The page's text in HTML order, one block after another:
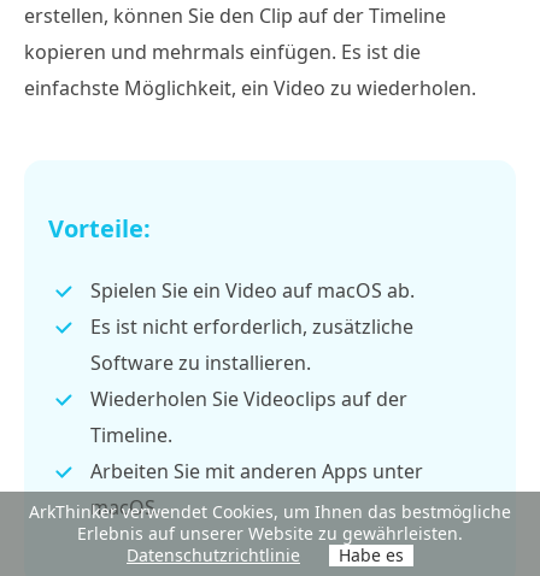
erstellen, können Sie den Clip auf der Timeline
kopieren und mehrmals einfügen. Es ist die
einfachste Möglichkeit, ein Video zu wiederholen.
Vorteile:
Spielen Sie ein Video auf macOS ab.
Es ist nicht erforderlich, zusätzliche
Software zu installieren.
Wiederholen Sie Videoclips auf der
Timeline.
Arbeiten Sie mit anderen Apps unter
macOS.
ArkThinker verwendet Cookies, um Ihnen das bestmögliche
Erlebnis auf unserer Website zu gewährleisten.
Datenschutzrichtlinie
Habe es